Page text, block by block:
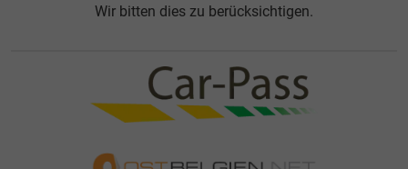
Wir bitten dies zu berücksichtigen.